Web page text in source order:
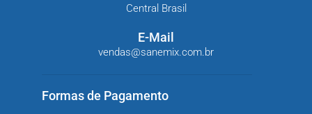
Central Brasil
E-Mail
vendas@sanemix.com.br
Formas de Pagamento